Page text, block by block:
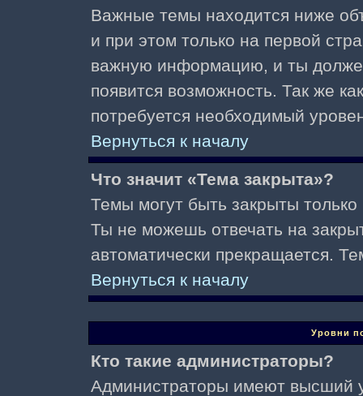
Важные темы находится ниже
и при этом только на первой
важную информацию, и ты
появится возможность. Так же
потребуется необходимый
Вернуться к началу
Что значит «Тема закрыта»?
Темы могут быть закрыты
Ты не можешь отвечать на
автоматически прекращается.
Вернуться к началу
Уровни
Кто такие администраторы?
Администраторы имеют высший